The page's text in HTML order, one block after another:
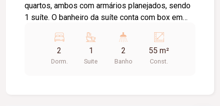
quartos, ambos com armários planejados, sendo
1 suíte. O banheiro da suíte conta com box em
ampla e bem iluminada, sacada com
churrasqueira, cozinha com armários planejados e
cooktop, área de serviço com armário e banheiro
2
Dorm.
1
Suite
2
Banho
55 m²
Const.